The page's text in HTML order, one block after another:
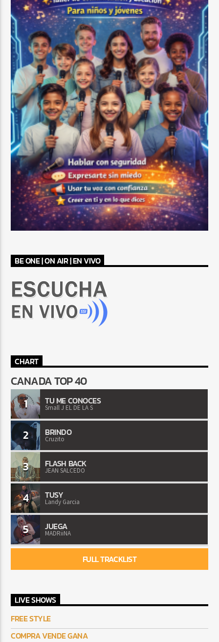
BE ONE | ON AIR | EN VIVO
CHART
CANADA TOP 40
1 TU ME CONOCES
Small J EL DE LA S
2 BRINDO
Cruzito
3 FLASH BACK
JEAN SALCEDO
4 TUSY
Landy Garcia
5 JUEGA
MADRiiNA
FULL TRACKLIST
LIVE SHOWS
FREE STYLE
COMPRA VENDE GANA